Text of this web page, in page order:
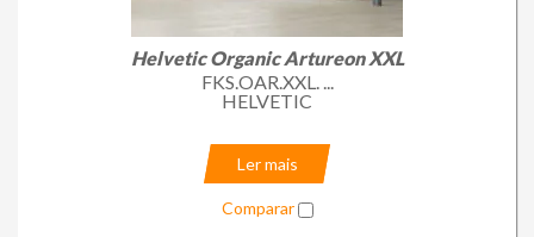
Helvetic Organic Artureon XXL
FKS.OAR.XXL. ...
HELVETIC
Ler mais
Comparar